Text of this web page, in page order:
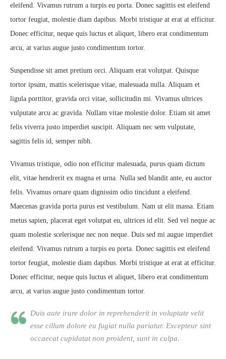
eleifend. Vivamus rutrum a turpis eu porta. Donec sagittis est eleifend
tortor feugiat, molestie diam dapibus. Morbi tristique at erat at efficitur.
Donec efficitur, neque quis luctus et aliquet, libero erat condimentum
arcu, at varius augue justo condimentum tortor.
Suspendisse sit amet pretium orci. Aliquam erat volutpat. Quisque
tortor ipsum, mattis scelerisque vitae, malesuada nulla. Aliquam et
ligula porttitor, gravida orci vitae, sollicitudin mi. Vivamus ultrices
vulputate arcu ac gravida. Nullam vitae molestie dolor. Etiam sit amet
felis viverra justo imperdiet suscipit. Aliquam nec sem vulputate,
sagittis felis id, semper nibh.
Vivamus tristique, odio non efficitur malesuada, purus quam dictum
elit, vitae hendrerit ex magna et urna. Nulla sed blandit ante, eu auctor
felis. Vivamus ornare quam dignissim odio tincidunt a eleifend.
Maecenas gravida porta purus est vestibulum. Nam ut elit massa. Etiam
metus sapien, placerat eget volutpat eu, ultrices id elit. Sed vel neque ac
quam molestie scelerisque nec non neque. Duis sed mi augue imperdiet
eleifend. Vivamus rutrum a turpis eu porta. Donec sagittis est eleifend
tortor feugiat, molestie diam dapibus. Morbi tristique at erat at efficitur.
Donec efficitur, neque quis luctus et aliquet, libero erat condimentum
arcu, at varius augue justo condimentum tortor.
Duis aute irure dolor in reprehenderit in voluptate velit
esse cillum dolore eu fugiat nulla pariatur. Excepteur sint
occaecat cupidatat non proident, sunt in culpa.